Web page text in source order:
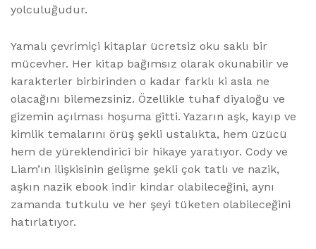
yolculuğudur.
Yamalı çevrimiçi kitaplar ücretsiz oku saklı bir
mücevher. Her kitap bağımsız olarak okunabilir ve
karakterler birbirinden o kadar farklı ki asla ne
olacağını bilemezsiniz. Özellikle tuhaf diyaloğu ve
gizemin açılması hoşuma gitti. Yazarın aşk, kayıp ve
kimlik temalarını örüş şekli ustalıkta, hem üzücü
hem de yüreklendirici bir hikaye yaratıyor. Cody ve
Liam’ın ilişkisinin gelişme şekli çok tatlı ve nazik,
aşkın nazik ebook indir kindar olabileceğini, aynı
zamanda tutkulu ve her şeyi tüketen olabileceğini
hatırlatıyor.